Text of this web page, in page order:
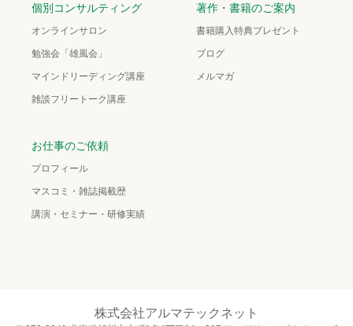
個別コンサルティング
オンラインサロン
勉強会「雄風会」
マインドリーディング講座
雑談フリートーク講座
著作・書籍のご案内
書籍購入特典プレゼント
ブログ
メルマガ
お仕事のご依頼
プロフィール
マスコミ・雑誌掲載歴
講演・セミナー・研修実績
株式会社アルマテックネット